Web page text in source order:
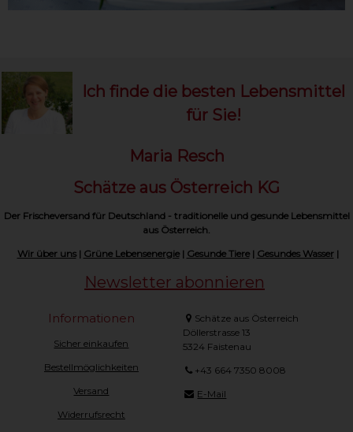
Ich finde die besten Lebensmittel
für Sie!
Maria Resch
Schätze aus Österreich KG
Der Frischeversand für Deutschland - traditionelle und gesunde Lebensmittel
aus Österreich.
Wir über uns| Grüne Lebensenergie| Gesunde Tiere| Gesundes Wasser|
Newsletter abonnieren
Informationen
Sicher einkaufen
Bestellmöglichkeiten
Versand
Widerrufsrecht
Schätze aus Österreich
Döllerstrasse 13
5324 Faistenau
+43 664 7350 8008
E-Mail